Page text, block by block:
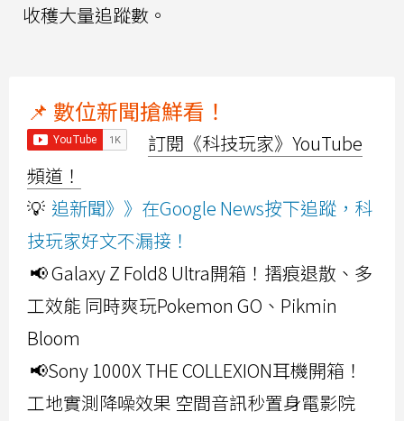
收穫大量追蹤數。
📌 數位新聞搶鮮看！
訂閱《科技玩家》YouTube
頻道！
💡 追新聞》》在Google News按下追蹤，科
技玩家好文不漏接！
📢 Galaxy Z Fold8 Ultra開箱！摺痕退散、多
工效能 同時爽玩Pokemon GO、Pikmin
Bloom
📢Sony 1000X THE COLLEXION耳機開箱！
工地實測降噪效果 空間音訊秒置身電影院